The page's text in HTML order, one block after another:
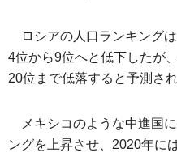
ロシアの人口ランキング
4位から9位へと低下したが
20位まで低落すると予測され
メキシコのような中進国
ングを上昇させ、2020年に